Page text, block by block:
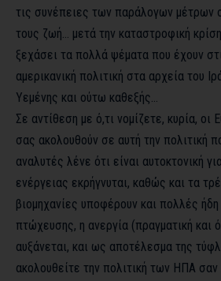
τις συνέπειες των παράλογων μέτρων
τους ζωή… μετά την καταστροφική
ξεχάσει τα πολλά ψέματα που έχουν
αμερικανική πολιτική στα αρχεία του
Υεμένης και ούτω καθεξής…
Σε αντίθεση με ό,τι νομίζετε, κυρία, οι
σας ακολουθούν σε αυτή την πολιτική
αναλυτές λένε ότι είναι αυτοκτονική
ενέργειας εκρήγνυται, καθώς και τα
βιομηχανίες υποφέρουν και πολλές
πτώχευσης, η ανεργία (πραγματική και
αυξάνεται, και ως αποτέλεσμα της
ακολουθείτε την πολιτική των ΗΠΑ